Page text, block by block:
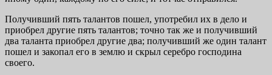
Получивший пять талантов пошел, употребил их в дело и
приобрел другие пять талантов; точно так же и получивший
два таланта приобрел другие два; получивший же один талант
пошел и закопал его в землю и скрыл серебро господина
своего.